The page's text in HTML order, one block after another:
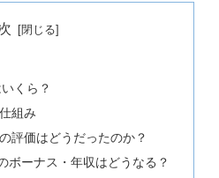
くら？
組み
評価はどうだったのか？
ボーナス・年収はどうなる？